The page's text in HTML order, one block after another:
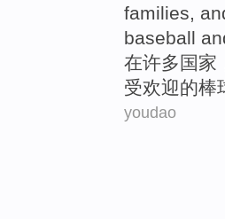
families,
baseball
在许多 国家
受欢迎的棒
youdao